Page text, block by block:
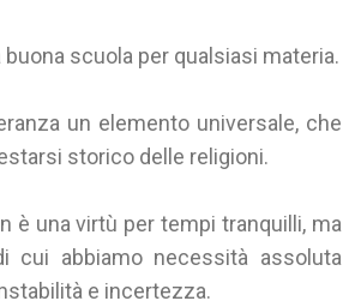
buona scuola per qualsiasi materia.
un elemento universale, che
storico delle religioni.
è una virtù per tempi tranquilli, ma
cui abbiamo necessità assoluta
e incertezza.